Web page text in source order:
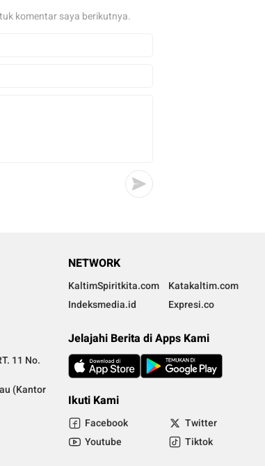
komentar saya berikutnya.
11 No.
(Kantor
NETWORK
KaltimSpiritkita.com Katakaltim.com
Indeksmedia.id
Expresi.co
Jelajahi Berita di Apps Kami
Ikuti Kami
Facebook Twitter
Youtube
Tiktok